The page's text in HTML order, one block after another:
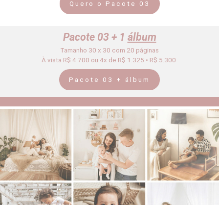
Quero o Pacote 03
Pacote 03 + 1 álbum
Tamanho 30 x 30 com 20 páginas
À vista R$ 4.700 ou 4x de R$ 1.325 • R$ 5.300
Pacote 03 + álbum